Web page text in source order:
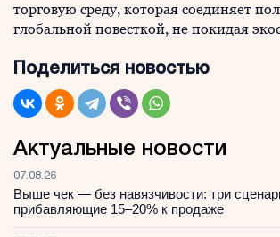
торговую среду, которая соединяет
глобальной повесткой, не покидая
Поделиться новостью
Актуальные новости
07.08.26
Выше чек — без навязчивости: три
прибавляющие 15–20% к продаже